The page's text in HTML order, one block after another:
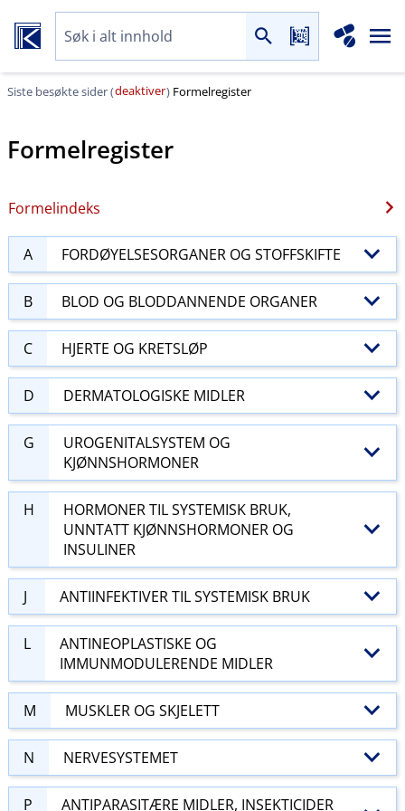
Siste besøkte sider (deaktiver) Formelregister
Formelregister
Formelindeks
A FORDØYELSESORGANER OG STOFFSKIFTE
B BLOD OG BLODDANNENDE ORGANER
C HJERTE OG KRETSLØP
D DERMATOLOGISKE MIDLER
G
UROGENITALSYSTEM OG
KJØNNSHORMONER
H
HORMONER TIL SYSTEMISK BRUK,
UNNTATT KJØNNSHORMONER OG
INSULINER
J ANTIINFEKTIVER TIL SYSTEMISK BRUK
L
ANTINEOPLASTISKE OG
IMMUNMODULERENDE MIDLER
M MUSKLER OG SKJELETT
N NERVESYSTEMET
P ANTIPARASITÆRE MIDLER, INSEKTICIDER